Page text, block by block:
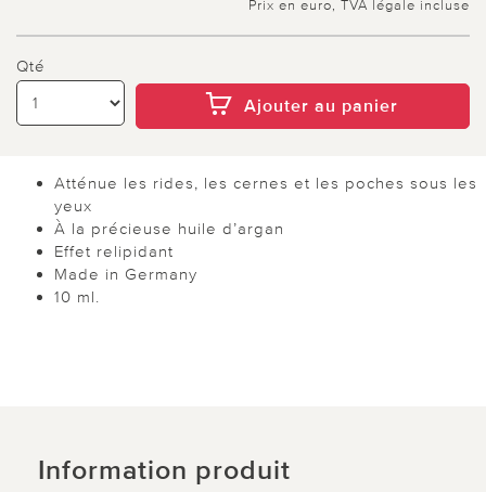
Prix en euro, TVA légale incluse
Qté
Ajouter au panier
Atténue les rides, les cernes et les poches sous les
yeux
À la précieuse huile d’argan
Effet relipidant
Made in Germany
10 ml.
Information produit